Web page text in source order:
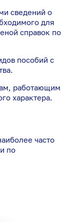
сведений о
для
справок по
пособий с
работающим
характера.
часто
по